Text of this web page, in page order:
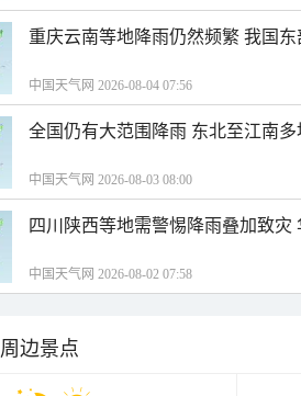
重庆云南等地降雨仍然频繁 我国
中国天气网 2026-08-04 07:56
全国仍有大范围降雨 东北至江南
中国天气网 2026-08-03 08:00
四川陕西等地需警惕降雨叠加致
中国天气网 2026-08-02 07:58
周边景点